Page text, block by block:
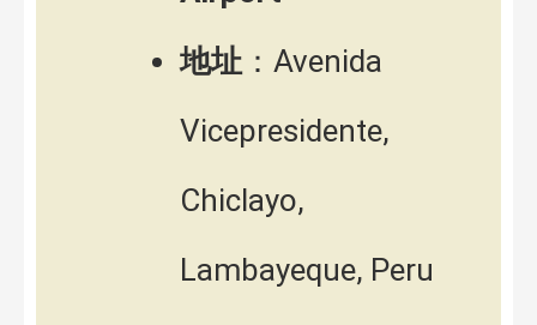
地址 ：Avenida
Vicepresidente,
Chiclayo,
Lambayeque, Peru